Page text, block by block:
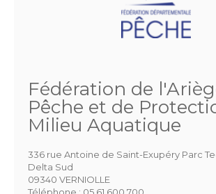
Fédération de
Pêche et de
Milieu Aquatique
336 rue Antoine de Saint-Exupéry Parc
Delta Sud
09340 VERNIOLLE
Téléphone : 05 61 600 700